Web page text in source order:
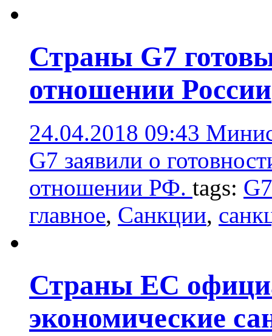
Страны G7
отношении России
24.04.2018 09:43
G7 заявили о
отношении РФ. tags: G7
главное, Санкции,
Страны ЕС
экономические